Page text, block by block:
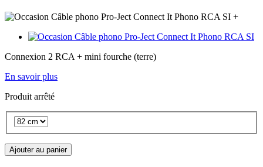
+
Connexion 2 RCA + mini fourche (terre)
En savoir plus
Produit arrêté
Ajouter au panier